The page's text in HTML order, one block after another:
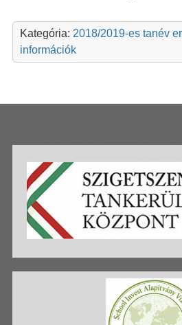
Kategória: 2018/2019-es tanév
információk